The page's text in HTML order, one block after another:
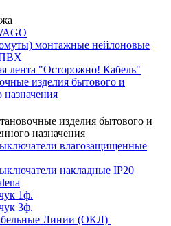
монтажные нейлоновые
ПВХ
лента "Осторожно! Кабель"
изделия бытового и
изделия бытового и
назначения
влагозащищенные
накладные IP20
1ф.
3ф.
Линии (ОКЛ)